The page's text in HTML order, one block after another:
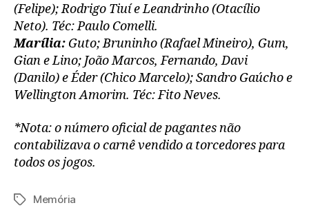
(Felipe); Rodrigo Tiuí e Leandrinho (Otacílio
Neto). Téc: Paulo Comelli.
Marília: Guto; Bruninho (Rafael Mineiro), Gum,
Gian e Lino; João Marcos, Fernando, Davi
(Danilo) e Éder (Chico Marcelo); Sandro Gaúcho e
Wellington Amorim. Téc: Fito Neves.
*Nota: o número oficial de pagantes não
contabilizava o carnê vendido a torcedores para
todos os jogos.
TagsMemória